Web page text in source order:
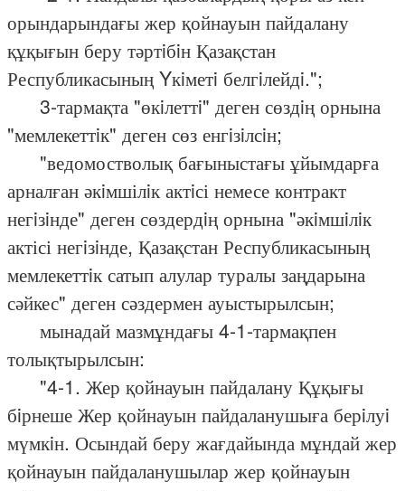
орындарындағы жер қойнауын пайдалану
құқығын беру тәртiбiн Қазақстан
Республикасының Yкiметi белгiлейдi.";
3-тармақта "өкiлеттi" деген сөздiң орнына
"мемлекеттiк" деген сөз енгiзiлсiн;
"ведомостволық бағыныстағы ұйымдарға
арналған әкiмшілiк актiсі немесе контракт
негiзiнде" деген сөздердiң орнына "әкiмшiлiк
актісі негiзiнде, Қазақстан Республикасының
мемлекеттiк сатып алулар туралы заңдарына
сәйкес" деген сәздермен ауыстырылсын;
мынадай мазмұндағы 4-1-тармақпен
толықтырылсын:
"4-1. Жер қойнауын пайдалану Құқығы
бiрнеше Жер қойнауын пайдаланушыға берiлуi
мүмкiн. Осындай беру жағдайында мұндай жер
қойнауын пайдаланушылар жер қойнауын